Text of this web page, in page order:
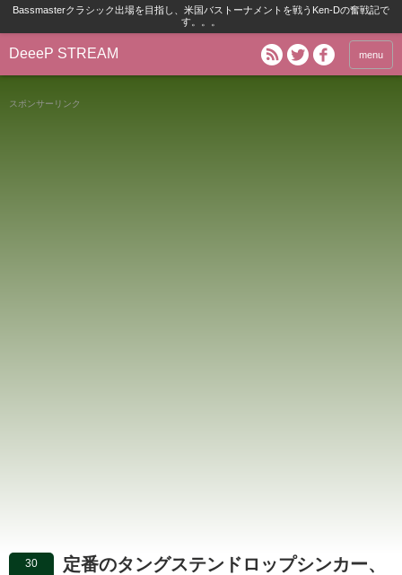
Bassmasterクラシック出場を目指し、米国バストーナメントを戦うKen-Dの奮戦記で
す。。。
DeeeP STREAM menu
スポンサーリンク
30
定番のタングステンドロップシンカー、